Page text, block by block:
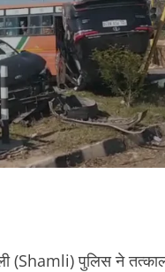
(Shamli) पुलिस ने